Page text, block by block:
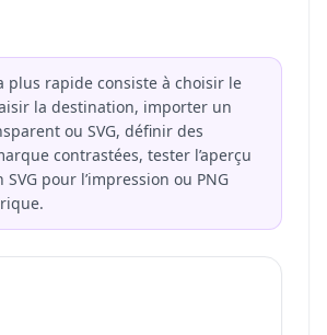
plus rapide consiste à choisir le
la destination, importer un
ou SVG, définir des
contrastées, tester l’aperçu
pour l’impression ou PNG